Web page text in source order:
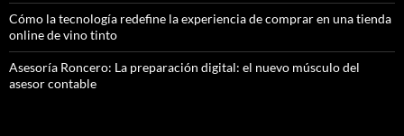
Cómo la tecnología redefine la experiencia de comprar en una tienda
online de vino tinto
Asesoría Roncero: La preparación digital: el nuevo músculo del
asesor contable